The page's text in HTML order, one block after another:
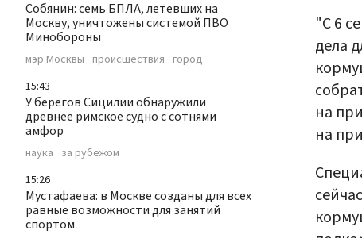
Собянин: семь БПЛА, летевших на
Москву, уничтожены системой ПВО
Минобороны
мэр Москвы происшествия город
15:43
У берегов Сицилии обнаружили
древнее римское судно с сотнями
амфор
наука за рубежом
15:26
Мустафаева: в Москве созданы для всех
равные возможности для занятий
спортом
"C 6
дела
на
на